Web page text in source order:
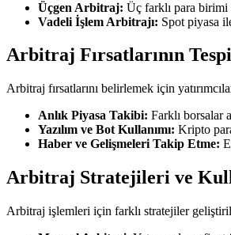
Üçgen Arbitraj: Üç farklı para birimi
Vadeli İşlem Arbitrajı: Spot piyasa
Arbitraj Fırsatlarının
Arbitraj fırsatlarını belirlemek için
Anlık Piyasa Takibi: Farklı borsalar
Yazılım ve Bot Kullanımı: Kripto
Haber ve Gelişmeleri Takip Etme:
Arbitraj Stratejileri ve
Arbitraj işlemleri için farklı stratejiler